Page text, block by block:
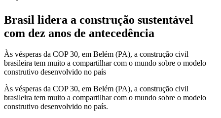
Brasil lidera a construção sustentável
com dez anos de antecedência
Às vésperas da COP 30, em Belém (PA), a construção civil
brasileira tem muito a compartilhar com o mundo sobre o modelo
construtivo desenvolvido no país
Às vésperas da COP 30, em Belém (PA), a construção civil
brasileira tem muito a compartilhar com o mundo sobre o modelo
construtivo desenvolvido no país.